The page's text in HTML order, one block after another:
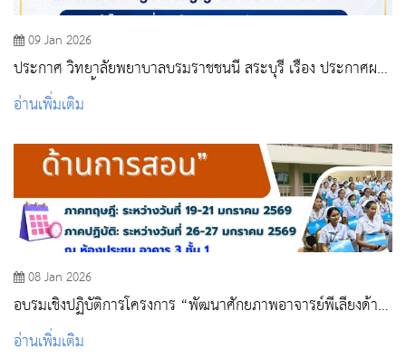
09 Jan 2026
ประกาศ วิทยาลัยพยาบาลบรมราชชนนี สระบุรี เรื่อง ประกาศผล
ผู้ชนะการจัดซื้อจัดจ้างหรือผู้ได้รับการคัดเลือก และสาระสำคัญ
ของสัญญาหรือข้อตกลงเป็นหนังสือ
อ่านเพิ่มเติม
08 Jan 2026
อบรมเชิงปฏิบัติการโครงการ “พัฒนาศักยภาพอาจารย์พี่เลี้ยงด้าน
การสอน”
อ่านเพิ่มเติม